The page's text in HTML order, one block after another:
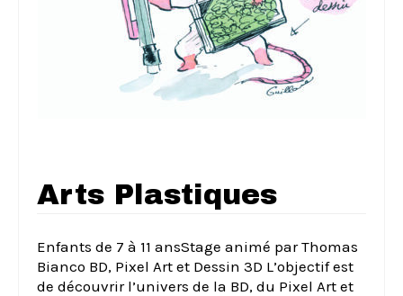
Arts Plastiques
Enfants de 7 à 11 ansStage animé par Thomas
Bianco BD, Pixel Art et Dessin 3D L’objectif est
de découvrir l’univers de la BD, du Pixel Art et